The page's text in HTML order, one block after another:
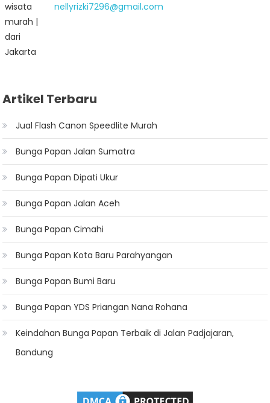
nellyrizki7296@gmail.com
Artikel Terbaru
Jual Flash Canon Speedlite Murah
Bunga Papan Jalan Sumatra
Bunga Papan Dipati Ukur
Bunga Papan Jalan Aceh
Bunga Papan Cimahi
Bunga Papan Kota Baru Parahyangan
Bunga Papan Bumi Baru
Bunga Papan YDS Priangan Nana Rohana
Keindahan Bunga Papan Terbaik di Jalan Padjajaran,
Bandung